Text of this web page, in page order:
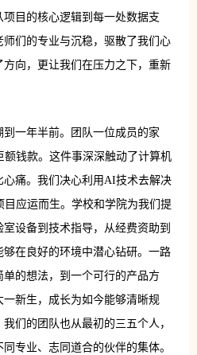
目的核心逻辑到每一处数据支
们的专业与沉稳，驱散了我们心
向，更让我们在压力之下，重新
一年半前。团队一位成员的家
钱款。这件事深深触动了计算机
痛。我们决心利用AI技术去解决
应运而生。学校和学院为我们提
设备到技术指导，从经费资助到
在良好的环境中潜心钻研。一路
的想法，到一个可行的产品方
新生，成长为如今能够清晰规
们的团队也从最初的三五个人，
专业、志同道合的伙伴的集体。